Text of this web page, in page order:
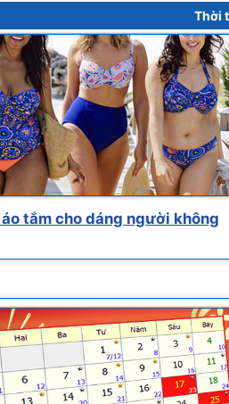
Thời
tắm cho dáng người không